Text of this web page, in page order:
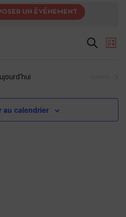
Recherche
Recherche
de
Liste
UN ÉVÉNEMENT
au calendrier